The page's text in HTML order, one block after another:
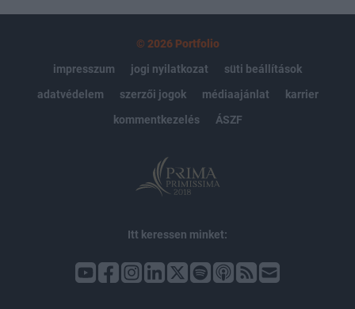
© 2026 Portfolio
impresszum
jogi nyilatkozat
süti beállítások
adatvédelem
szerzői jogok médiaajánlat
karrier
kommentkezelés
ÁSZF
Itt keressen minket: